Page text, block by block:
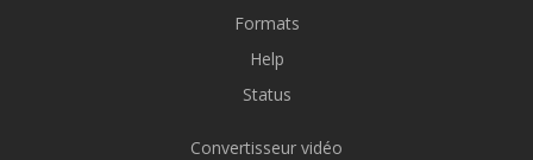
Formats
Help
Status
Convertisseur vidéo